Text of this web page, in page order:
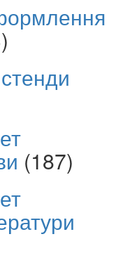
(187)